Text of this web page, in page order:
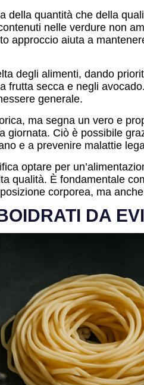
della quantità che della
nelle verdure non
approccio aiuta a
degli alimenti, dando
frutta secca e negli
generale.
ma segna un vero e
Ciò è possibile
e a prevenire malattie
optare per
qualità. È fondamentale
corporea, ma
DA